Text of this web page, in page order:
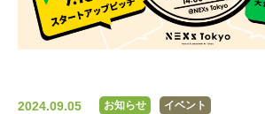
2024.09.05 お知らせ イベント